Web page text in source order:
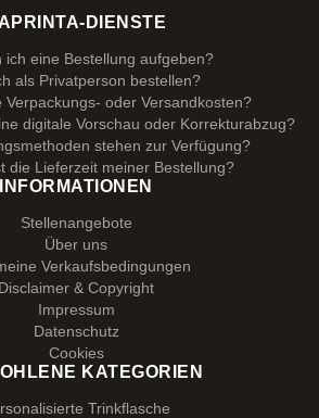
DIENSTE
ich eine Bestellung aufgeben?
als Privatperson bestellen?
Verpackungs- oder Versandkosten?
digitale Vorschau oder Korrekturabzug?
stehen zur Verfügung?
die Lieferzeit meiner Bestellung?
INFORMATIONEN
Stellenangebote
Über uns
Verkaufsbedingungen
Disclaimer & Copyright
Impressum
Datenschutz
Cookies
KATEGORIEN
Trinkflasche